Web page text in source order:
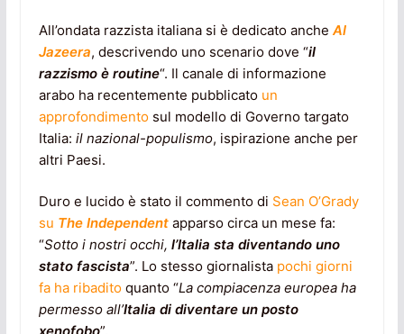
All’ondata razzista italiana si è dedicato ancheAl
Jazeera, descrivendo uno scenario dove “il
razzismo è routine“. Il canale di informazione
arabo ha recentemente pubblicato un
approfondimentosul modello di Governo targato
Italia: il nazional-populismo, ispirazione anche per
altri Paesi.
Duro e lucido è stato il commento di Sean O’Grady
su The Independentapparso circa un mese fa:
“Sotto i nostri occhi, l’Italia sta diventando uno
stato fascista”. Lo stesso giornalistapochi giorni
fa ha ribaditoquanto “La compiacenza europea ha
permesso all’Italia di diventare un posto